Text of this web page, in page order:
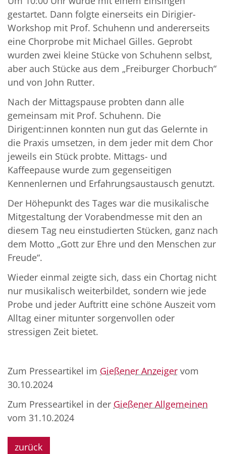
gestartet. Dann folgte einerseits ein Dirigier-
Workshop mit Prof. Schuhenn und andererseits
eine Chorprobe mit Michael Gilles. Geprobt
wurden zwei kleine Stücke von Schuhenn selbst,
aber auch Stücke aus dem „Freiburger Chorbuch“
und von John Rutter.
Nach der Mittagspause probten dann alle
gemeinsam mit Prof. Schuhenn. Die
Dirigent:innen konnten nun gut das Gelernte in
die Praxis umsetzen, in dem jeder mit dem Chor
jeweils ein Stück probte. Mittags- und
Kaffeepause wurde zum gegenseitigen
Kennenlernen und Erfahrungsaustausch genutzt.
Der Höhepunkt des Tages war die musikalische
Mitgestaltung der Vorabendmesse mit den an
diesem Tag neu einstudierten Stücken, ganz nach
dem Motto „Gott zur Ehre und den Menschen zur
Freude“.
Wieder einmal zeigte sich, dass ein Chortag nicht
nur musikalisch weiterbildet, sondern wie jede
Probe und jeder Auftritt eine schöne Auszeit vom
Alltag einer mitunter sorgenvollen oder
stressigen Zeit bietet.
Zum Presseartikel im Gießener Anzeiger vom
30.10.2024
Zum Presseartikel in der Gießener Allgemeinen
vom 31.10.2024
zurück